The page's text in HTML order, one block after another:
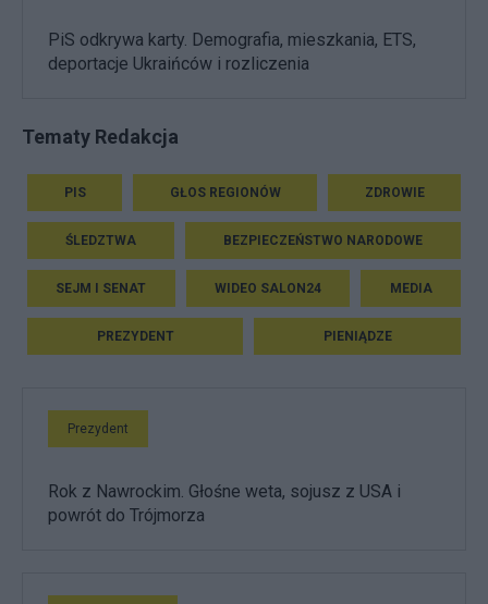
PiS odkrywa karty. Demografia, mieszkania, ETS,
deportacje Ukraińców i rozliczenia
Tematy Redakcja
PIS GŁOS REGIONÓW ZDROWIE
ŚLEDZTWA BEZPIECZEŃSTWO NARODOWE
SEJM I SENAT WIDEO SALON24 MEDIA
PREZYDENT PIENIĄDZE
Prezydent
Rok z Nawrockim. Głośne weta, sojusz z USA i
powrót do Trójmorza